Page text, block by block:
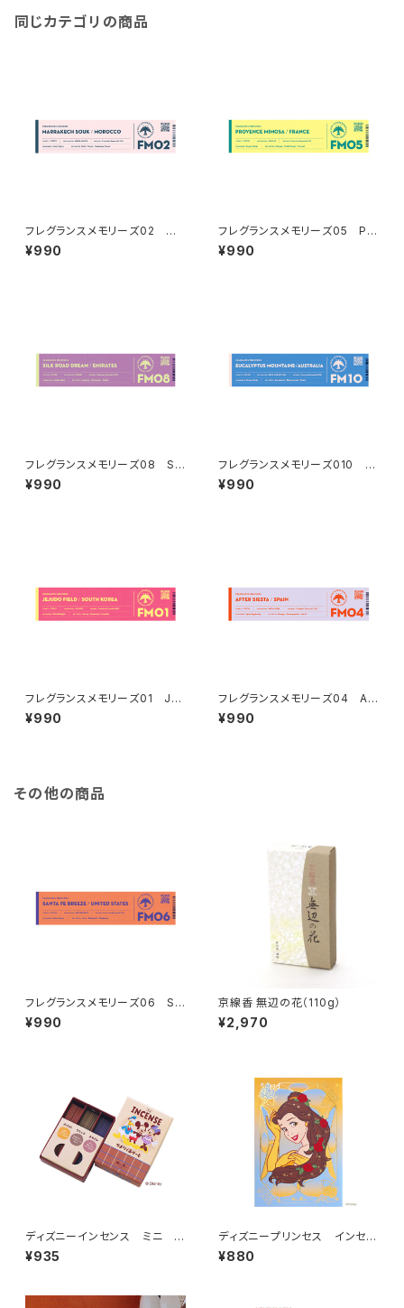
同じカテゴリの商品
フレグランスメモリーズ02 MA
RRAKECH SOUK
¥990
フレグランスメモリーズ05 PR
OVENCE MIMOSA
¥990
フレグランスメモリーズ08 SIL
K ROAD DREAM
¥990
フレグランスメモリーズ010 E
UCALYPTUS MOUNTAINS
¥990
フレグランスメモリーズ01 JEJ
UDO FIELD
¥990
フレグランスメモリーズ04 AF
TER SIESTA
¥990
その他の商品
フレグランスメモリーズ06 SA
NTA FE BREEZE
¥990
京線香 無辺の花（110g）
¥2,970
ディズニーインセンス ミニ か
おりであそーと
¥935
ディズニープリンセス インセン
ス ベル
¥880